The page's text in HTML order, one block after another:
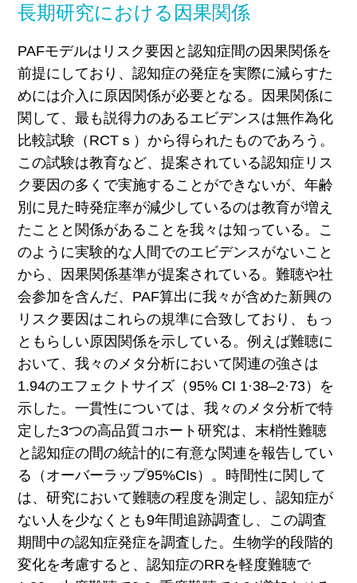
長期研究における因果関係
PAFモデルはリスク要因と認知症間の因果関係を
前提にしており、認知症の発症を実際に減らすた
めには介入に原因関係が必要となる。因果関係に
関して、最も説得力のあるエビデンスは無作為化
比較試験（RCTｓ）から得られたものであろう。
この試験は教育など、提案されている認知症リス
ク要因の多くで実施することができないが、年齢
別に見た時発症率が減少しているのは教育が増え
たことと関係があることを我々は知っている。こ
のように実験的な人間でのエビデンスがないこと
から、因果関係基準が提案されている。難聴や社
会参加を含んだ、PAF算出に我々が含めた新興の
リスク要因はこれらの規準に合致しており、もっ
ともらしい原因関係を示している。例えば難聴に
おいて、我々のメタ分析において関連の強さは
1.94のエフェクトサイズ（95% CI 1·38–2·73）を
示した。一貫性については、我々のメタ分析で特
定した3つの高品質コホート研究は、末梢性難聴
と認知症の間の統計的に有意な関連を報告してい
る（オーバーラップ95%CIs）。時間性に関して
は、研究において難聴の程度を測定し、認知症が
ない人を少なくとも9年間追跡調査し、この調査
期間中の認知症発症を調査した。 生物学的段階的
変化を考慮すると、認知症のRRを軽度難聴で